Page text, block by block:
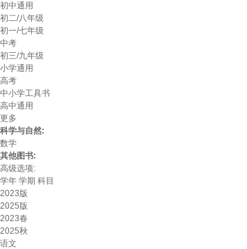
初中通用
初二/八年级
初一/七年级
中考
初三/九年级
小学通用
高考
中小学工具书
高中通用
更多
科学与自然:
数学
其他图书:
高级选项:
学年 学期 科目
2023版
2025版
2023春
2025秋
语文